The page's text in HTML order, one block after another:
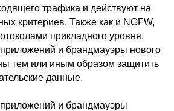
трафика и действуют на
критериев. Также как и NGFW,
прикладного уровня.
и брандмауэры нового
тем или иным образом защитить
данные.
и брандмауэры